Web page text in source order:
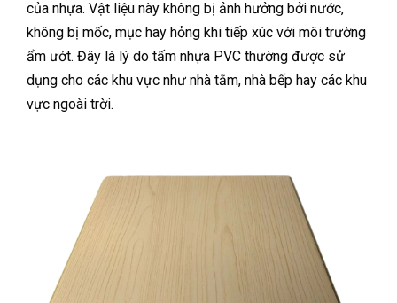
của nhựa. Vật liệu này không bị ảnh hưởng bởi nước,
không bị mốc, mục hay hỏng khi tiếp xúc với môi trường
ẩm ướt. Đây là lý do tấm nhựa PVC thường được sử
dụng cho các khu vực như nhà tắm, nhà bếp hay các khu
vực ngoài trời.